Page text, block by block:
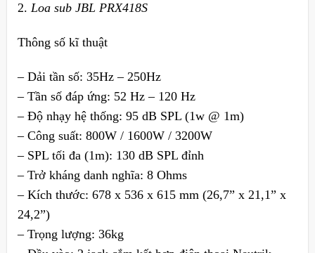
2. Loa sub JBL PRX418S
Thông số kĩ thuật
– Dải tần số: 35Hz – 250Hz
– Tần số đáp ứng: 52 Hz – 120 Hz
– Độ nhạy hệ thống: 95 dB SPL (1w @ 1m)
– Công suất: 800W / 1600W / 3200W
– SPL tối đa (1m): 130 dB SPL đỉnh
– Trở kháng danh nghĩa: 8 Ohms
– Kích thước: 678 x 536 x 615 mm (26,7” x 21,1” x
24,2”)
– Trọng lượng: 36kg